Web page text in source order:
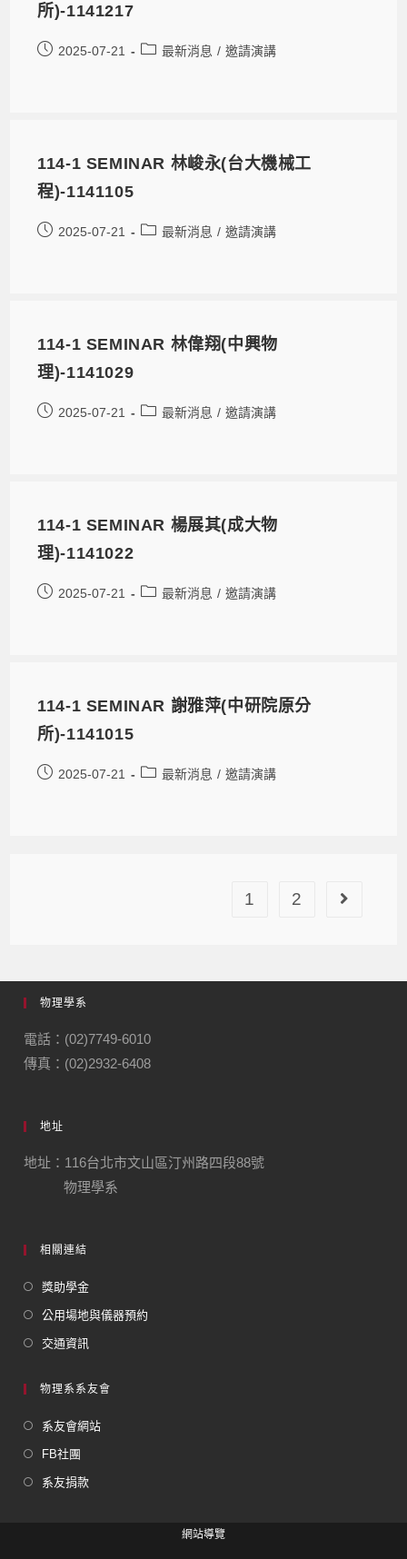
所)-1141217
2025-07-21 最新消息 / 邀請演講
114-1 SEMINAR 林峻永(台大機械工
程)-1141105
2025-07-21 最新消息 / 邀請演講
114-1 SEMINAR 林偉翔(中興物
理)-1141029
2025-07-21 最新消息 / 邀請演講
114-1 SEMINAR 楊展其(成大物
理)-1141022
2025-07-21 最新消息 / 邀請演講
114-1 SEMINAR 謝雅萍(中研院原分
所)-1141015
2025-07-21 最新消息 / 邀請演講
1 2
物理學系
電話：(02)7749-6010
傳真：(02)2932-6408
地址
地址：116台北市文山區汀州路四段88號
物理學系
相關連結
獎助學金
公用場地與儀器預約
交通資訊
物理系系友會
系友會網站
FB社團
系友捐款
網站導覽